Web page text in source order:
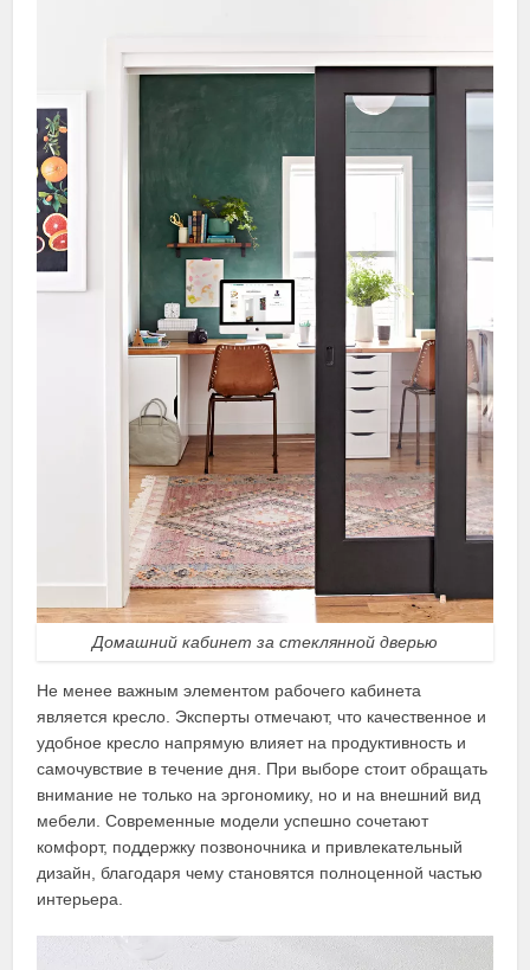
Домашний кабинет за стеклянной дверью
Не менее важным элементом рабочего кабинета
является кресло. Эксперты отмечают, что качественное и
удобное кресло напрямую влияет на продуктивность и
самочувствие в течение дня. При выборе стоит обращать
внимание не только на эргономику, но и на внешний вид
мебели. Современные модели успешно сочетают
комфорт, поддержку позвоночника и привлекательный
дизайн, благодаря чему становятся полноценной частью
интерьера.